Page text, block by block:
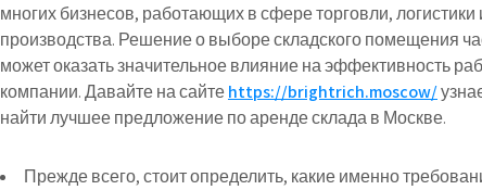
многих бизнесов, работающих в сфере торговли, логистики
производства. Решение о выборе складского помещения
может оказать значительное влияние на эффективность
компании. Давайте на сайтеhttps://brightrich.moscow/
найти лучшее предложение по аренде склада в Москве.
Прежде всего, стоит определить, какие именно